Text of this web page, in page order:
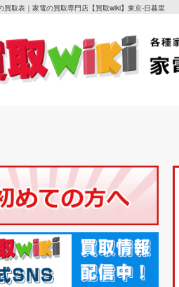
買取表｜家電の買取専門店【買取wiki】東京-日暮里